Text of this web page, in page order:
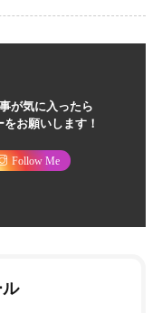
が気に入ったら
をお願いします！
Follow Me